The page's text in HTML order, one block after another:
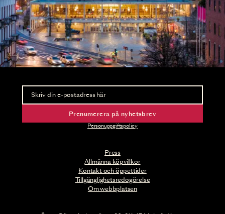
Press
Allmänna köpvillkor
Kontakt och öppettider
Tillgänglighetsredogörelse
Om webbplatsen
Nyhetsbrev
Ta del av förhandsinformation och biljettsläpp.
Prenumerera på nyhetsbrev
Personuppgiftspolicy